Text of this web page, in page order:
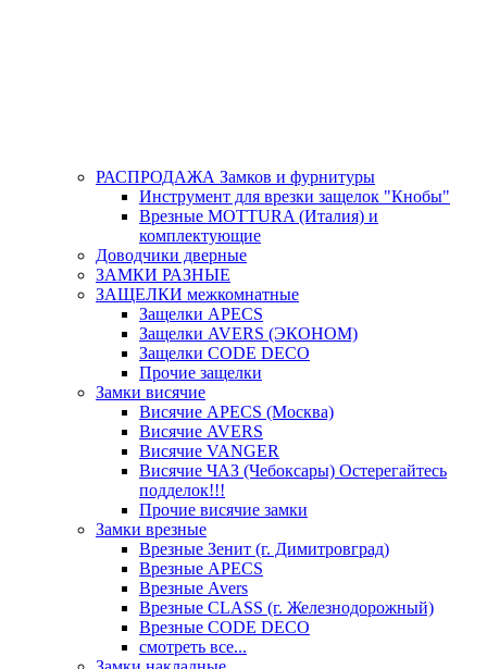
РАСПРОДАЖА Замков и фурнитуры
Инструмент для врезки защелок "Кнобы"
Врезные MOTTURA (Италия) и
комплектующие
Доводчики дверные
ЗАМКИ РАЗНЫЕ
ЗАЩЕЛКИ межкомнатные
Защелки APECS
Защелки AVERS (ЭКОНОМ)
Защелки CODE DECO
Прочие защелки
Замки висячие
Висячие APECS (Москва)
Висячие AVERS
Висячие VANGER
Висячие ЧАЗ (Чебоксары) Остерегайтесь
подделок!!!
Прочие висячие замки
Замки врезные
Врезные Зенит (г. Димитровград)
Врезные APECS
Врезные Avers
Врезные CLASS (г. Железнодорожный)
Врезные CODE DECO
смотреть все...